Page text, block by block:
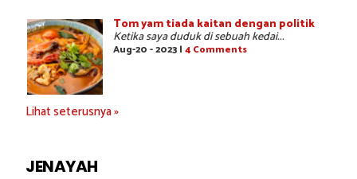
Tom yam tiada kaitan dengan politik
Ketika saya duduk di sebuah kedai...
Aug-20 - 2023 | 4 Comments
Lihat seterusnya »
JENAYAH